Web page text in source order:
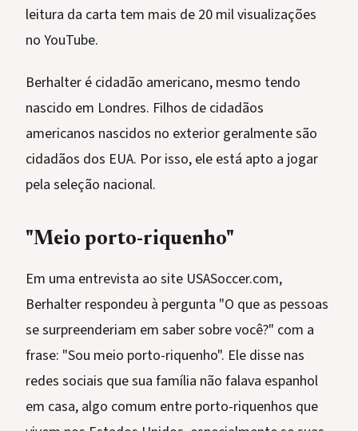
leitura da carta tem mais de 20 mil visualizações
no YouTube.
Berhalter é cidadão americano, mesmo tendo
nascido em Londres. Filhos de cidadãos
americanos nascidos no exterior geralmente são
cidadãos dos EUA. Por isso, ele está apto a jogar
pela seleção nacional.
"Meio porto-riquenho"
Em uma entrevista ao site USASoccer.com,
Berhalter respondeu à pergunta "O que as pessoas
se surpreenderiam em saber sobre você?" com a
frase: "Sou meio porto-riquenho". Ele disse nas
redes sociais que sua família não falava espanhol
em casa, algo comum entre porto-riquenhos que